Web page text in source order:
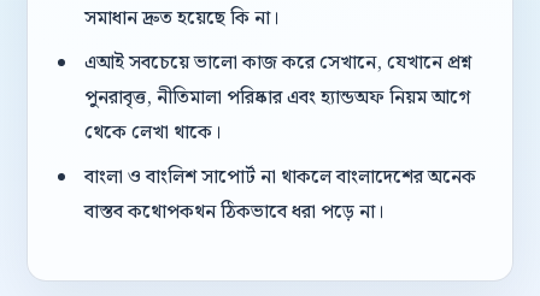
সমাধান দ্রুত হয়েছে কি না।
এআই সবচেয়ে ভালো কাজ করে সেখানে, যেখানে প্রশ্ন
পুনরাবৃত্ত, নীতিমালা পরিষ্কার এবং হ্যান্ডঅফ নিয়ম আগে
থেকে লেখা থাকে।
বাংলা ও বাংলিশ সাপোর্ট না থাকলে বাংলাদেশের অনেক
বাস্তব কথোপকথন ঠিকভাবে ধরা পড়ে না।